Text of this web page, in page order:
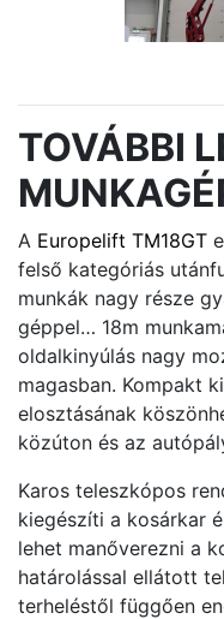
TOVÁBBI
A Europelift TM18GT
felső kategóriás
munkák nagy része
géppel… 18m
oldalkinyúlás nagy
magasban. Kompakt
elosztásának
közúton és az
Karos teleszkópos
kiegészíti a kosárkar
lehet manőverezni a
határolással ellátott
terheléstől függően